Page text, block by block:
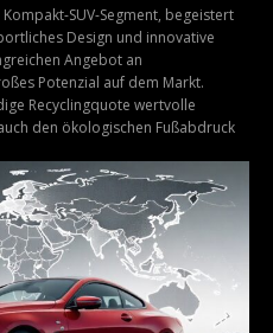
SUV-Segment, begeistert
Design und innovative
Angebot an
Potenzial auf dem Markt.
Recyclingquote wertvolle
den ökologischen Fußabdruck